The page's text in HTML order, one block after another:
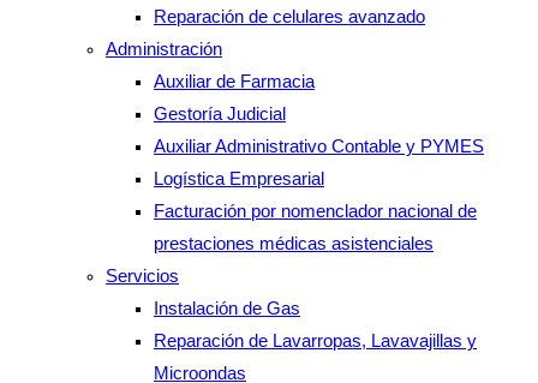
Reparación de celulares avanzado
Administración
Auxiliar de Farmacia
Gestoría Judicial
Auxiliar Administrativo Contable y PYMES
Logística Empresarial
Facturación por nomenclador nacional de
prestaciones médicas asistenciales
Servicios
Instalación de Gas
Reparación de Lavarropas, Lavavajillas y
Microondas